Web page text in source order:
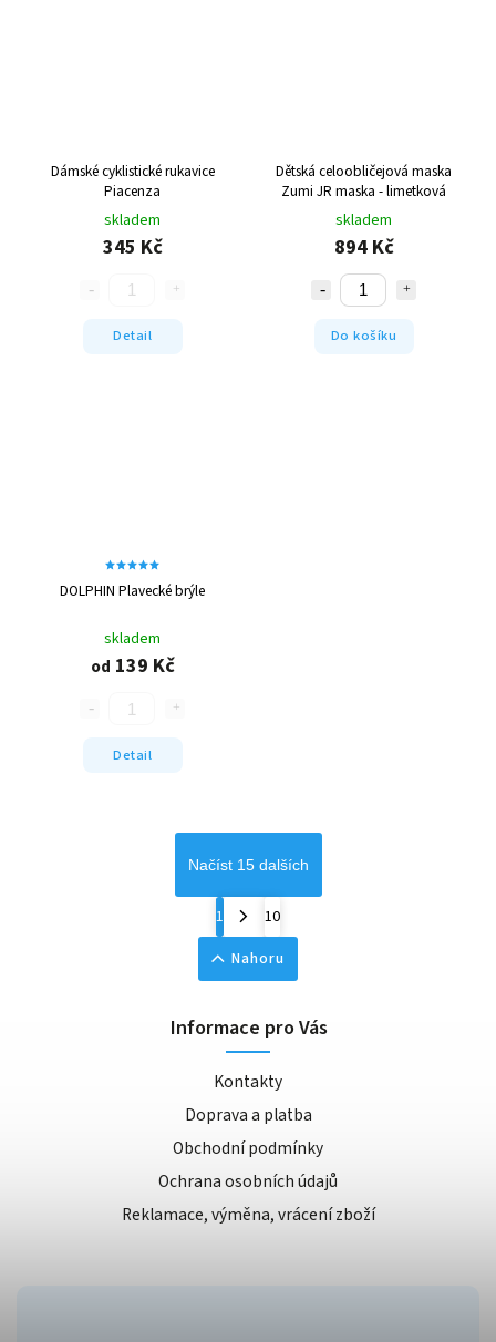
Dámské cyklistické rukavice
Piacenza
skladem
345 Kč
Detail
Dětská celoobličejová maska
Zumi JR maska - limetková
skladem
894 Kč
Do košíku
DOLPHIN Plavecké brýle
skladem
od 139 Kč
Detail
Načíst 15 dalších
1
10
Nahoru
Informace pro Vás
Kontakty
Doprava a platba
Obchodní podmínky
Ochrana osobních údajů
Reklamace, výměna, vrácení zboží